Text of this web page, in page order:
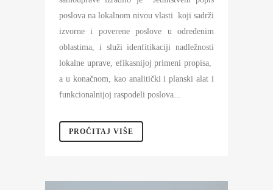
poslova na lokalnom nivou vlasti koji sadrži
izvorne i poverene poslove u određenim
oblastima, i služi idenfitikaciji nadležnosti
lokalne uprave, efikasnijoj primeni propisa,
a u konačnom, kao analitički i planski alat i
funkcionalnijoj raspodeli poslova...
PROČITAJ VIŠE